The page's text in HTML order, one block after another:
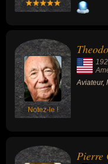
Notez-le !
Aviateur,
Pierre